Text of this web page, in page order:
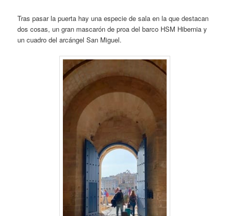
Tras pasar la puerta hay una especie de sala en la que destacan
dos cosas, un gran mascarón de proa del barco HSM Hibernia y
un cuadro del arcángel San Miguel.